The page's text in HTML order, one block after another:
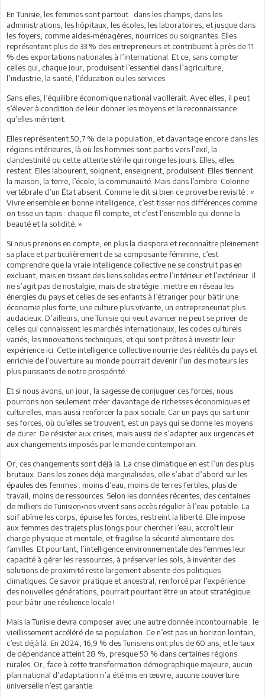
En Tunisie, les femmes sont partout : dans les champs, dans les
administrations, les hôpitaux, les écoles, les laboratoires, et jusque dans
les foyers, comme aides-ménagères, nourrices ou soignantes. Elles
représentent plus de 33 % des entrepreneurs et contribuent à près de 11
% des exportations nationales à l’international. Et ce, sans compter
celles qui, chaque jour, produisent l’essentiel dans l’agriculture,
l’industrie, la santé, l’éducation ou les services.
Sans elles, l’équilibre économique national vacillerait. Avec elles, il peut
s’élever à condition de leur donner les moyens et la reconnaissance
qu’elles méritent.
Elles représentent 50,7 % de la population, et davantage encore dans les
régions intérieures, là où les hommes sont partis vers l’exil, la
clandestinité ou cette attente stérile qui ronge les jours. Elles, elles
restent. Elles labourent, soignent, enseignent, produisent. Elles tiennent
la maison, la terre, l’école, la communauté. Mais dans l’ombre. Colonne
vertébrale d’un État absent. Comme le dit si bien ce proverbe revisité : «
Vivre ensemble en bonne intelligence, c’est tisser nos différences comme
on tisse un tapis : chaque fil compte, et c’est l’ensemble qui donne la
beauté et la solidité. »
Si nous prenons en compte, en plus la diaspora et reconnaître pleinement
sa place et particulièrement de sa composante féminine, c’est
comprendre que la vraie intelligence collective ne se construit pas en
excluant, mais en tissant des liens solides entre l’intérieur et l’extérieur. Il
ne s’agit pas de nostalgie, mais de stratégie : mettre en réseau les
énergies du pays et celles de ses enfants à l’étranger pour bâtir une
économie plus forte, une culture plus vivante, un entrepreneuriat plus
audacieux. D’ailleurs, une Tunisie qui veut avancer ne peut se priver de
celles qui connaissent les marchés internationaux, les codes culturels
variés, les innovations techniques, et qui sont prêtes à investir leur
expérience ici. Cette intelligence collective nourrie des réalités du pays et
enrichie de l’ouverture au monde pourrait devenir l’un des moteurs les
plus puissants de notre prospérité.
Et si nous avons, un jour, la sagesse de conjuguer ces forces, nous
pourrons non seulement créer davantage de richesses économiques et
culturelles, mais aussi renforcer la paix sociale. Car un pays qui sait unir
ses forces, où qu’elles se trouvent, est un pays qui se donne les moyens
de durer. De résister aux crises, mais aussi de s’adapter aux urgences et
aux changements imposés par le monde contemporain.
Or, ces changements sont déjà là. La crise climatique en est l’un des plus
brutaux. Dans les zones déjà marginalisées, elle s’abat d’abord sur les
épaules des femmes : moins d’eau, moins de terres fertiles, plus de
travail, moins de ressources. Selon les données récentes, des centaines
de milliers de Tunisien•nes vivent sans accès régulier à l’eau potable. La
soif abîme les corps, épuise les forces, restreint la liberté. Elle impose
aux femmes des trajets plus longs pour chercher l’eau, accroît leur
charge physique et mentale, et fragilise la sécurité alimentaire des
familles. Et pourtant, l’intelligence environnementale des femmes leur
capacité à gérer les ressources, à préserver les sols, à inventer des
solutions de proximité reste largement absente des politiques
climatiques. Ce savoir pratique et ancestral, renforcé par l’expérience
des nouvelles générations, pourrait pourtant être un atout stratégique
pour bâtir une résilience locale !
Mais la Tunisie devra composer avec une autre donnée incontournable : le
vieillissement accéléré de sa population. Ce n’est pas un horizon lointain,
c’est déjà là. En 2024, 16,9 % des Tunisiens ont plus de 60 ans, et le taux
de dépendance atteint 28 %, presque 50 % dans certaines régions
rurales. Or, face à cette transformation démographique majeure, aucun
plan national d’adaptation n’a été mis en œuvre, aucune couverture
universelle n’est garantie.